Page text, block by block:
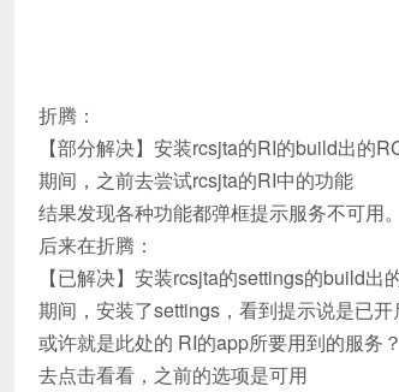
折腾：
【部分解决】安装rcsjta的RI的build出的
期间，之前去尝试rcsjta的RI中的功能
结果发现各种功能都弹框提示服务不可用。
后来在折腾 ：
【已解决】安装rcsjta的settings的build
期间，安装了settings，看到提示说是已
或许就是此处的 RI的app所要用到的服务？
去点击看看，之前的选项是可用